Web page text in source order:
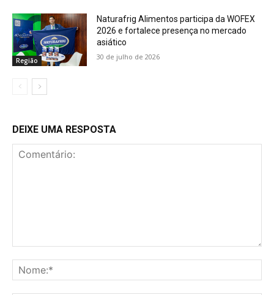
Região
Naturafrig Alimentos participa da WOFEX
2026 e fortalece presença no mercado
asiático
30 de julho de 2026
DEIXE UMA RESPOSTA